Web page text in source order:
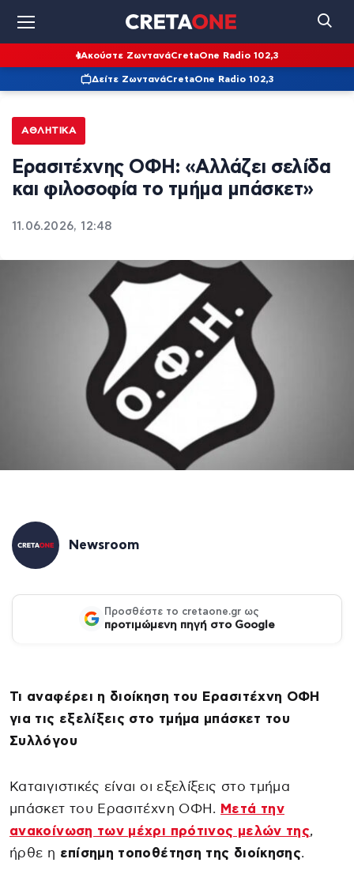
Ακούστε ΖωντανάCretaOne Radio 102,3
Δείτε ΖωντανάCretaOne Radio 102,3
ΑΘΛΗΤΙΚΆ
Ερασιτέχνης ΟΦΗ: «Αλλάζει σελίδα
και φιλοσοφία το τμήμα μπάσκετ»
11.06.2026, 12:48
Newsroom
Προσθέστε το cretaone.gr ως
προτιμώμενη πηγή στο Google
Τι αναφέρει η διοίκηση του Ερασιτέχνη ΟΦΗ
για τις εξελίξεις στο τμήμα μπάσκετ του
Συλλόγου
Καταιγιστικές είναι οι εξελίξεις στο τμήμα
μπάσκετ του Ερασιτέχνη ΟΦΗ. Μετά την
ανακοίνωση των μέχρι πρότινος μελών της,
ήρθε η επίσημη τοποθέτηση της διοίκησης.